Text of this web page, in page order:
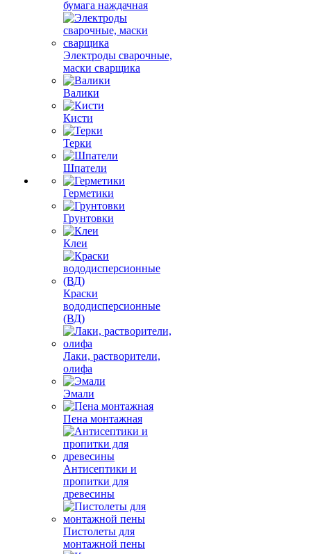
бумага наждачная
Электроды сварочные,
маски сварщика
Валики
Кисти
Терки
Шпатели
Герметики
Грунтовки
Клеи
Краски
вододисперсионные
(ВД)
Лаки, растворители,
олифа
Эмали
Пена монтажная
Антисептики и
пропитки для
древесины
Пистолеты для
монтажной пены